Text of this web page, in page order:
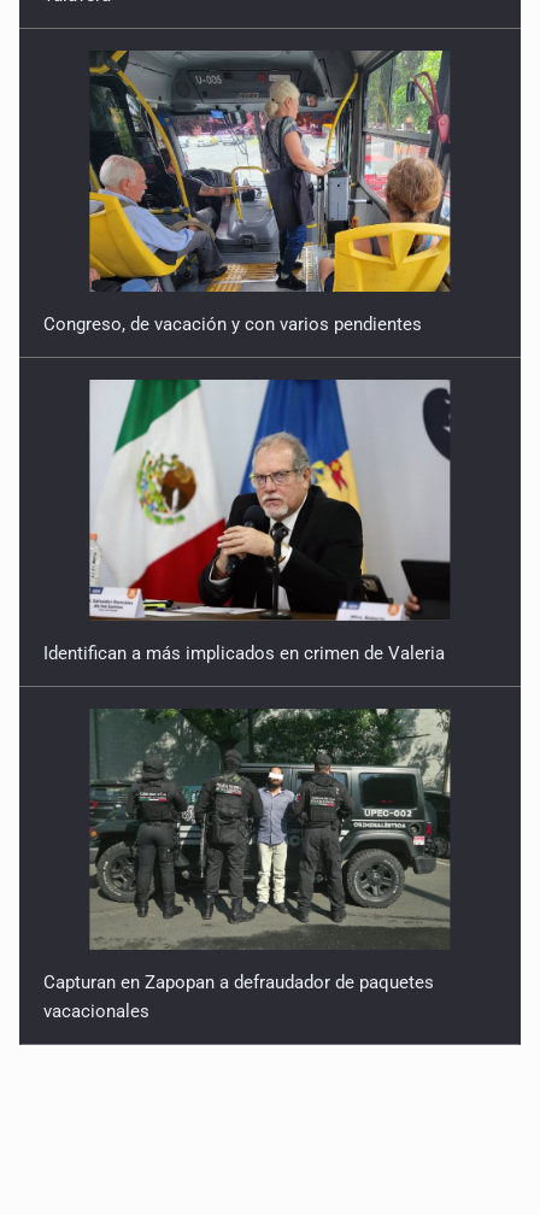
Congreso, de vacación y con varios pendientes
Identifican a más implicados en crimen de Valeria
Capturan en Zapopan a defraudador de paquetes
vacacionales